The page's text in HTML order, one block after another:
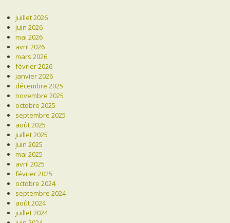
juillet 2026
juin 2026
mai 2026
avril 2026
mars 2026
février 2026
janvier 2026
décembre 2025
novembre 2025
octobre 2025
septembre 2025
août 2025
juillet 2025
juin 2025
mai 2025
avril 2025
février 2025
octobre 2024
septembre 2024
août 2024
juillet 2024